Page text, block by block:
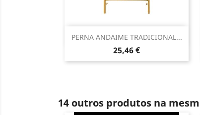
PERNA ANDAIME TRADICIONAL...
Preço
25,46 €
Vista rápida
14 outros produtos na